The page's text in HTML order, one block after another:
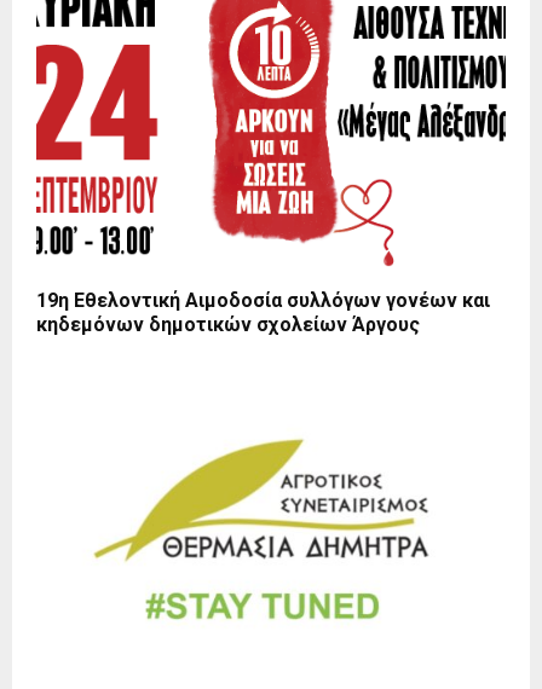
19η Εθελοντική Αιμοδοσία συλλόγων γονέων και
κηδεμόνων δημοτικών σχολείων Άργους